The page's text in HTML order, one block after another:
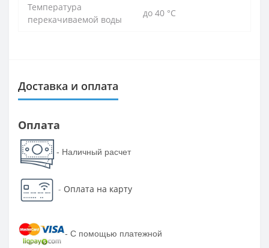
Температура
перекачиваемой воды
до 40 °С
Доставка и оплата
Оплата
- Наличный расчет
- Оплата на карту
- С помощью платежной